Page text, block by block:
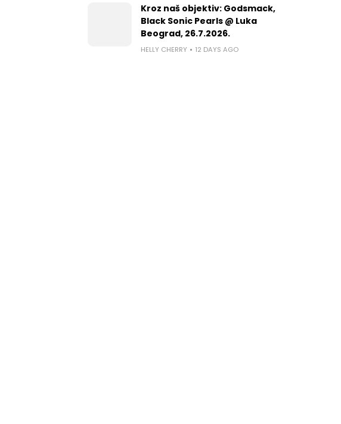
Kroz naš objektiv: Godsmack,
Black Sonic Pearls @ Luka
Beograd, 26.7.2026.
HELLY CHERRY 12 DAYS AGO